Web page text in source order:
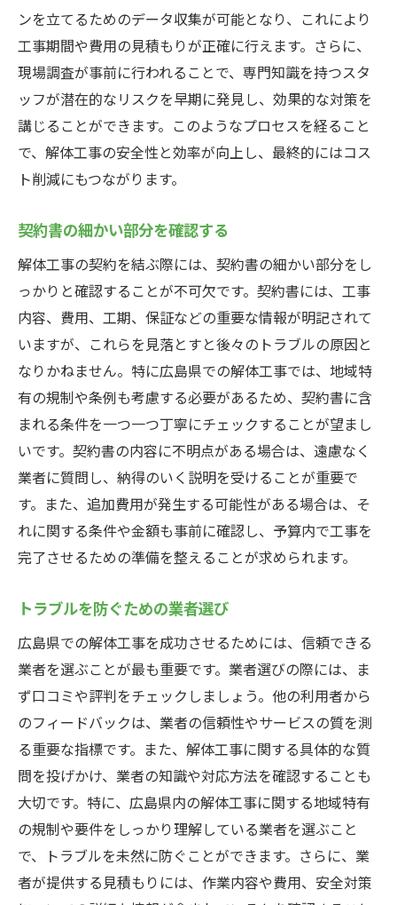
ンを立てるためのデータ収集が可能となり、これにより
工事期間や費用の見積もりが正確に行えます。さらに、
現場調査が事前に行われることで、専門知識を持つスタ
ッフが潜在的なリスクを早期に発見し、効果的な対策を
講じることができます。このようなプロセスを経ること
で、解体工事の安全性と効率が向上し、最終的にはコス
ト削減にもつながります。
契約書の細かい部分を確認する
解体工事の契約を結ぶ際には、契約書の細かい部分をし
っかりと確認することが不可欠です。契約書には、工事
内容、費用、工期、保証などの重要な情報が明記されて
いますが、これらを見落とすと後々のトラブルの原因と
なりかねません。特に広島県での解体工事では、地域特
有の規制や条例も考慮する必要があるため、契約書に含
まれる条件を一つ一つ丁寧にチェックすることが望まし
いです。契約書の内容に不明点がある場合は、遠慮なく
業者に質問し、納得のいく説明を受けることが重要で
す。また、追加費用が発生する可能性がある場合は、そ
れに関する条件や金額も事前に確認し、予算内で工事を
完了させるための準備を整えることが求められます。
トラブルを防ぐための業者選び
広島県での解体工事を成功させるためには、信頼できる
業者を選ぶことが最も重要です。業者選びの際には、ま
ず口コミや評判をチェックしましょう。他の利用者から
のフィードバックは、業者の信頼性やサービスの質を測
る重要な指標です。また、解体工事に関する具体的な質
問を投げかけ、業者の知識や対応方法を確認することも
大切です。特に、広島県内の解体工事に関する地域特有
の規制や要件をしっかり理解している業者を選ぶこと
で、トラブルを未然に防ぐことができます。さらに、業
者が提供する見積もりには、作業内容や費用、安全対策